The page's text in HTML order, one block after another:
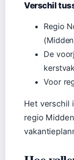
Verschil
Regio
De
Voor
Het verschil
regio